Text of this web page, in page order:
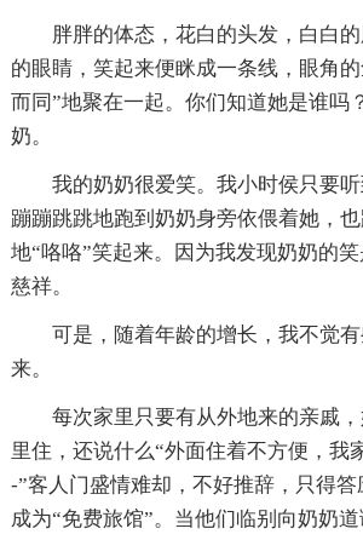
胖胖的体态，花白的头发，白白
的眼睛，笑起来便眯成一条线，眼角
而同”地聚在一起。你们知道她是谁吗
奶。
我的奶奶很爱笑。我小时侯只要
蹦蹦跳跳地跑到奶奶身旁依偎着她，
地“咯咯”笑起来。因为我发现奶奶的
慈祥。
可是，随着年龄的增长，我不觉
来。
每次家里只要有从外地来的亲戚
里住，还说什么“外面住着不方便，我
-”客人门盛情难却，不好推辞，只得
成为“免费旅馆”。当他们临别向奶奶